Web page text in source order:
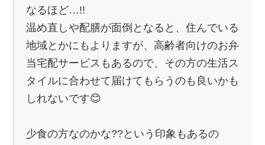
なるほど…!!
温め直しや配膳が面倒となると、住んでいる
地域とかにもよりますが、高齢者向けのお弁
当宅配サービスもあるので、その方の生活ス
タイルに合わせて届けてもらうのも良いかも
しれないです😊
少食の方なのかな??という印象もあるの